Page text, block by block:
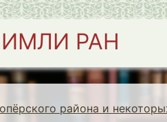
ИМЛИ РАН
района и